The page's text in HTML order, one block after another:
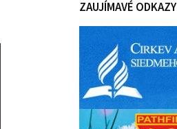
ZAUJÍMAVÉ ODKAZY